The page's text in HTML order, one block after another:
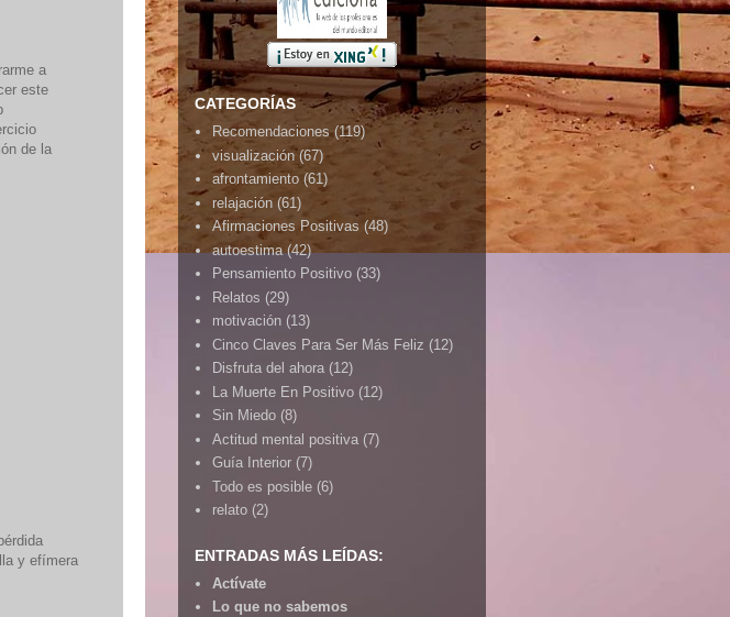
a
este
de la
y efímera
CATEGORÍAS
Recomendaciones (119)
visualización (67)
afrontamiento (61)
relajación (61)
Afirmaciones Positivas (48)
autoestima (42)
Pensamiento Positivo (33)
Relatos (29)
motivación (13)
Cinco Claves Para Ser Más Feliz (12)
Disfruta del ahora (12)
La Muerte En Positivo (12)
Sin Miedo (8)
Actitud mental positiva (7)
Guía Interior (7)
Todo es posible (6)
relato (2)
ENTRADAS MÁS LEÍDAS:
Actívate
Lo que no sabemos